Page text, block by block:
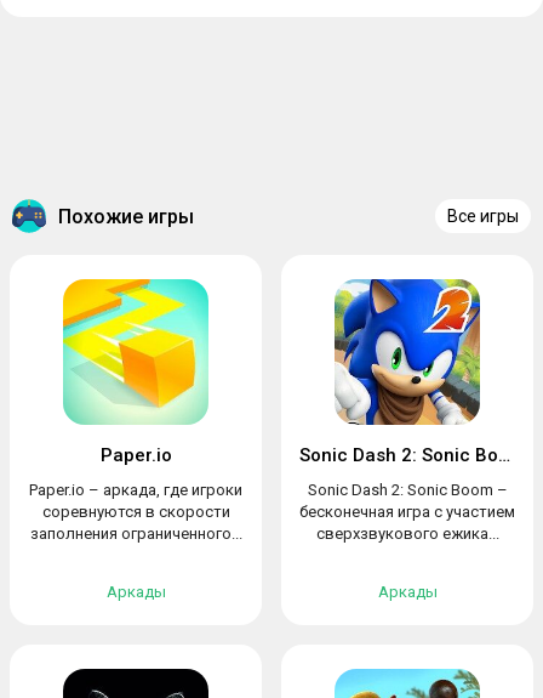
Похожие игры Все игры
Paper.io
Paper.io – аркада, где игроки
соревнуются в скорости
заполнения ограниченного...
Аркады
Sonic Dash 2: Sonic Boom
Sonic Dash 2: Sonic Boom –
бесконечная игра с участием
сверхзвукового ежика...
Аркады